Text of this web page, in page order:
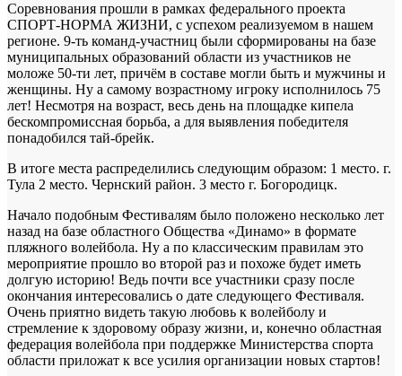
Соревнования прошли в рамках федерального проекта
СПОРТ-НОРМА ЖИЗНИ, с успехом реализуемом в нашем
регионе. 9-ть команд-участниц были сформированы на базе
муниципальных образований области из участников не
моложе 50-ти лет, причём в составе могли быть и мужчины и
женщины. Ну а самому возрастному игроку исполнилось 75
лет! Несмотря на возраст, весь день на площадке кипела
бескомпромиссная борьба, а для выявления победителя
понадобился тай-брейк.
В итоге места распределились следующим образом: 1 место. г.
Тула 2 место. Чернский район. 3 место г. Богородицк.
Начало подобным Фестивалям было положено несколько лет
назад на базе областного Общества «Динамо» в формате
пляжного волейбола. Ну а по классическим правилам это
мероприятие прошло во второй раз и похоже будет иметь
долгую историю! Ведь почти все участники сразу после
окончания интересовались о дате следующего Фестиваля.
Очень приятно видеть такую любовь к волейболу и
стремление к здоровому образу жизни, и, конечно областная
федерация волейбола при поддержке Министерства спорта
области приложат к все усилия организации новых стартов!